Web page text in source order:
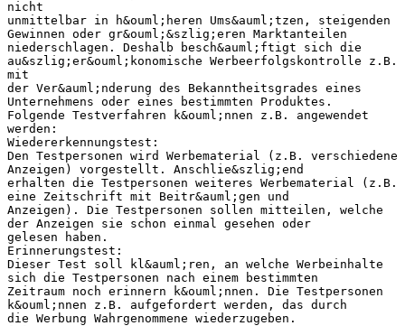
nicht
unmittelbar in h&ouml;heren Ums&auml;tzen, steigenden
Gewinnen oder gr&ouml;&szlig;eren Marktanteilen
niederschlagen. Deshalb besch&auml;ftigt sich die
au&szlig;er&ouml;konomische Werbeerfolgskontrolle z.B.
mit
der Ver&auml;nderung des Bekanntheitsgrades eines
Unternehmens oder eines bestimmten Produktes.
Folgende Testverfahren k&ouml;nnen z.B. angewendet
werden:
Wiedererkennungstest:
Den Testpersonen wird Werbematerial (z.B. verschiedene
Anzeigen) vorgestellt. Anschlie&szlig;end
erhalten die Testpersonen weiteres Werbematerial (z.B.
eine Zeitschrift mit Beitr&auml;gen und
Anzeigen). Die Testpersonen sollen mitteilen, welche
der Anzeigen sie schon einmal gesehen oder
gelesen haben.
Erinnerungstest:
Dieser Test soll kl&auml;ren, an welche Werbeinhalte
sich die Testpersonen nach einem bestimmten
Zeitraum noch erinnern k&ouml;nnen. Die Testpersonen
k&ouml;nnen z.B. aufgefordert werden, das durch
die Werbung Wahrgenommene wiederzugeben.